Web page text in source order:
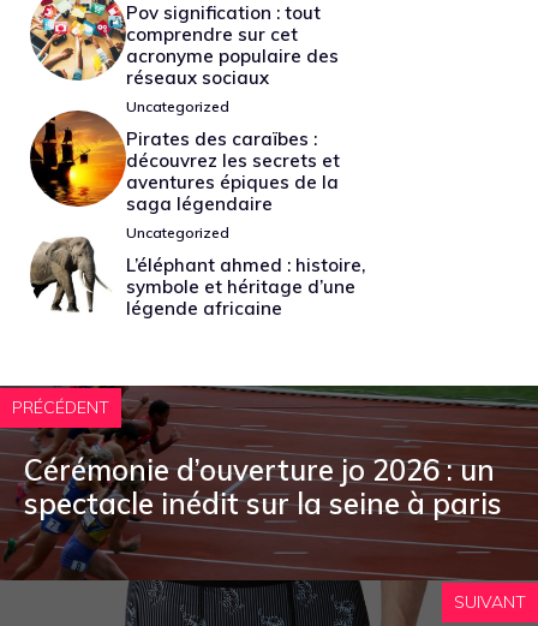
Pov signification : tout
comprendre sur cet
acronyme populaire des
réseaux sociaux
Uncategorized
Pirates des caraïbes :
découvrez les secrets et
aventures épiques de la
saga légendaire
Uncategorized
L’éléphant ahmed : histoire,
symbole et héritage d’une
légende africaine
PRÉCÉDENT
Cérémonie d’ouverture jo 2026 : un
spectacle inédit sur la seine à paris
SUIVANT